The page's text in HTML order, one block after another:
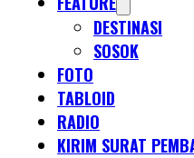
DESTINASI
SOSOK
FOTO
TABLOID
RADIO
KIRIM SURAT